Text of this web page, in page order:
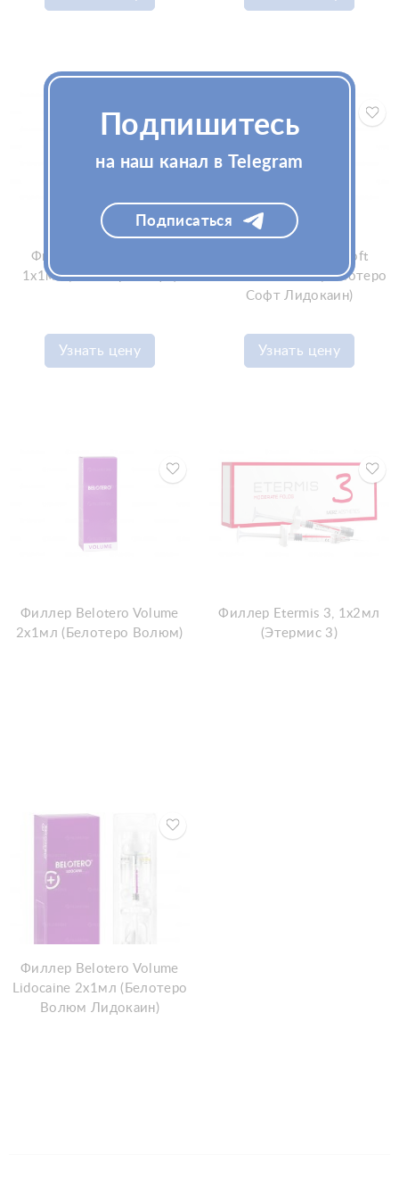
Филлер Belotero Soft
1x1мл (Белотеро Софт)
Узнать цену
Филлер Belotero Soft
Lidocaine 1x1мл (Белотеро
Софт Лидокаин)
Узнать цену
Филлер Belotero Volume
2x1мл (Белотеро Волюм)
Филлер Etermis 3, 1х2мл
(Этермис 3)
Филлер Belotero Volume
Lidocaine 2x1мл (Белотеро
Волюм Лидокаин)
Подпишитесь
на наш канал в Telegram
Подписаться